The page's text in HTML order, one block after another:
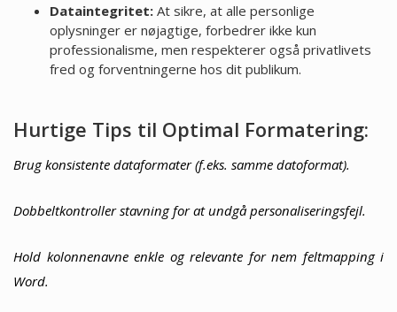
Dataintegritet:At sikre, at alle personlige
oplysninger er nøjagtige, forbedrer ikke kun
professionalisme, men respekterer også privatlivets
fred og forventningerne hos dit publikum.
Hurtige Tips til Optimal Formatering:
Brug konsistente dataformater (f.eks. samme datoformat).
Dobbeltkontroller stavning for at undgå personaliseringsfejl.
Hold kolonnenavne enkle og relevante for nem feltmapping i
Word.